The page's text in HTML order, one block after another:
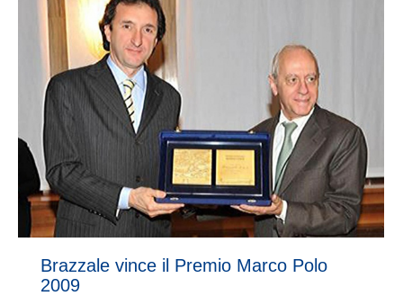
Brazzale vince il Premio Marco Polo
2009